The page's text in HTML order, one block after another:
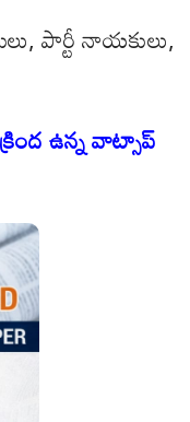
పార్టీ నాయకులు,
ఉన్న వాట్సాప్